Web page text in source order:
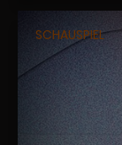
SCHAUSPIEL